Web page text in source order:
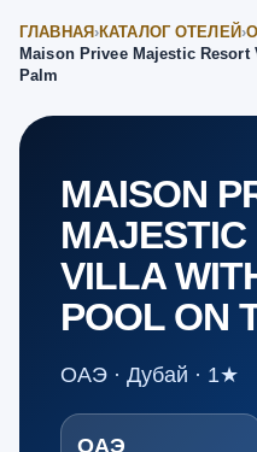
ГЛАВНАЯ ›КАТАЛОГ ОТЕЛЕЙ ›
Maison Privee Majestic
Palm
MAISON
VILLA
POOL ON
ОАЭ · Дубай · 1★
ОАЭ